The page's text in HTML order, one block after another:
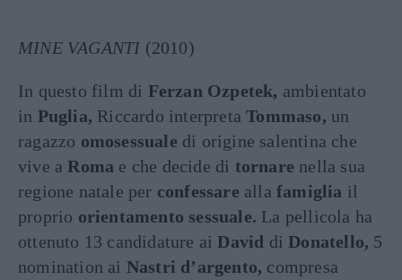
MINE VAGANTI (2010)
In questo film di Ferzan Ozpetek, ambientato
in Puglia, Riccardo interpretaTommaso, un
ragazzo omosessuale di origine salentina che
vive aRoma e che decide di tornare nella sua
regione natale per confessare allafamiglia il
proprio orientamento sessuale. La pellicola ha
ottenuto 13 candidature aiDavid diDonatello, 5
nomination ai Nastri d’argento, compresa